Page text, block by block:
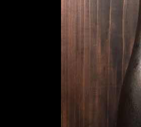
とは
1.0.1.